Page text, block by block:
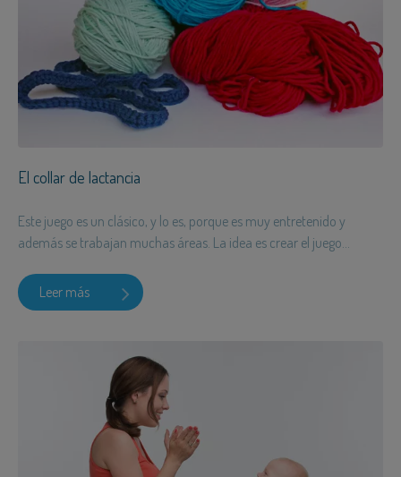
El collar de lactancia
Este juego es un clásico, y lo es, porque es muy entretenido y
además se trabajan muchas áreas. La idea es crear el juego...
Leer más